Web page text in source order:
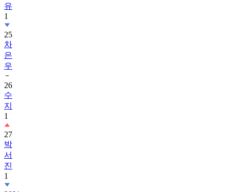
유
1
25
차
은
우
26
수
지
1
27
박
서
진
1